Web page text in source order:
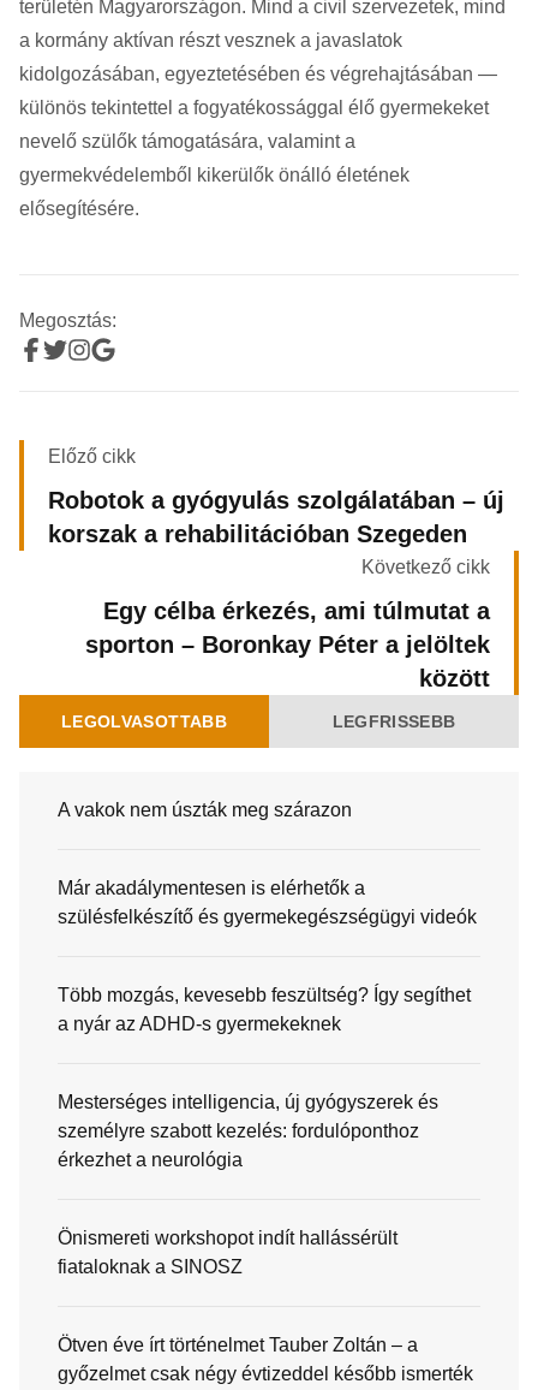
területén Magyarországon. Mind a civil szervezetek, mind
a kormány aktívan részt vesznek a javaslatok
kidolgozásában, egyeztetésében és végrehajtásában —
különös tekintettel a fogyatékossággal élő gyermekeket
nevelő szülők támogatására, valamint a
gyermekvédelemből kikerülők önálló életének
elősegítésére.
Megosztás:
Előző cikk
Robotok a gyógyulás szolgálatában – új
korszak a rehabilitációban Szegeden
Következő cikk
Egy célba érkezés, ami túlmutat a
sporton – Boronkay Péter a jelöltek
között
LEGOLVASOTTABB LEGFRISSEBB
A vakok nem úszták meg szárazon
Már akadálymentesen is elérhetők a
szülésfelkészítő és gyermekegészségügyi videók
Több mozgás, kevesebb feszültség? Így segíthet
a nyár az ADHD-s gyermekeknek
Mesterséges intelligencia, új gyógyszerek és
személyre szabott kezelés: fordulóponthoz
érkezhet a neurológia
Önismereti workshopot indít hallássérült
fiataloknak a SINOSZ
Ötven éve írt történelmet Tauber Zoltán – a
győzelmet csak négy évtizeddel később ismerték